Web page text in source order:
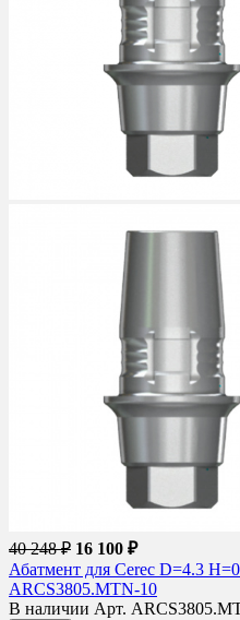
40 248 ₽ 16 100 ₽
Абатмент для Cerec D=4.3
ARCS3805.MTN-10
В наличии Арт.